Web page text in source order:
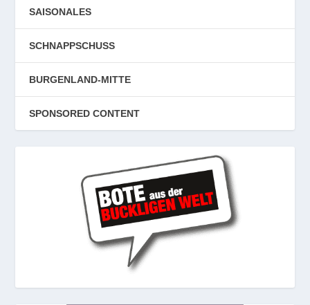
SAISONALES
SCHNAPPSCHUSS
BURGENLAND-MITTE
SPONSORED CONTENT